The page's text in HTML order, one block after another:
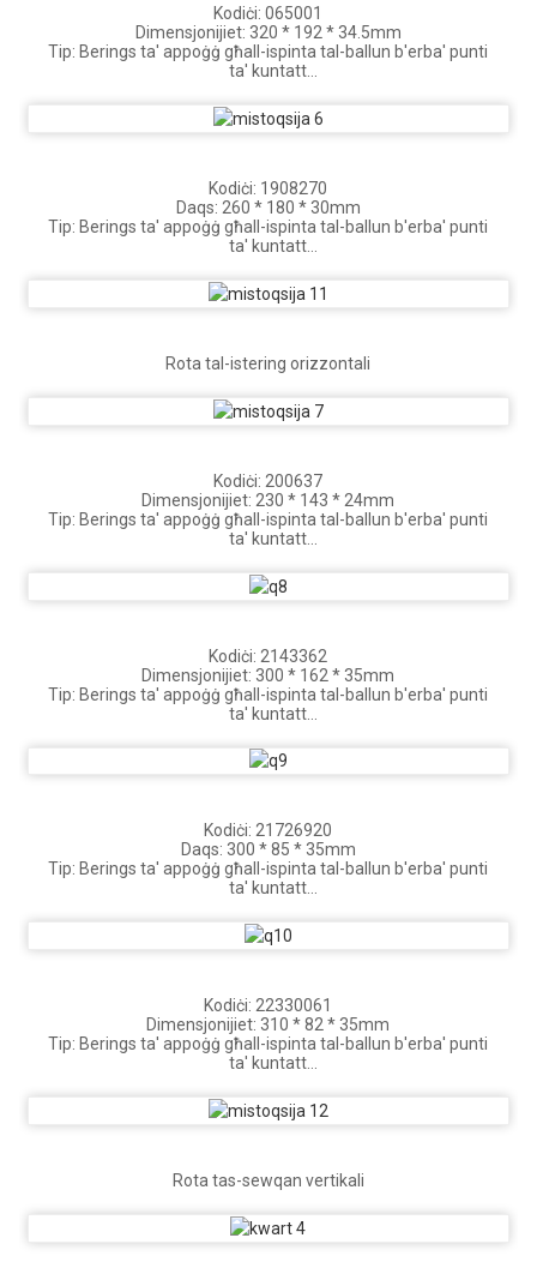
Kodiċi: 065001
Dimensjonijiet: 320 * 192 * 34.5mm
Tip: Berings ta' appoġġ għall-ispinta tal-ballun b'erba' punti
ta' kuntatt
forklifts ġodda tal-loġistika tal-enerġija
Kodiċi: 1908270
Daqs: 260 * 180 * 30mm
Tip: Berings ta' appoġġ għall-ispinta tal-ballun b'erba' punti
ta' kuntatt
forklifts ġodda tal-loġistika tal-enerġija
Rota tal-istering orizzontali
Kodiċi: 200637
Dimensjonijiet: 230 * 143 * 24mm
Tip: Berings ta' appoġġ għall-ispinta tal-ballun b'erba' punti
ta' kuntatt
forklifts ġodda tal-loġistika tal-enerġija
Kodiċi: 2143362
Dimensjonijiet: 300 * 162 * 35mm
Tip: Berings ta' appoġġ għall-ispinta tal-ballun b'erba' punti
ta' kuntatt
forklifts ġodda tal-loġistika tal-enerġija
Kodiċi: 21726920
Daqs: 300 * 85 * 35mm
Tip: Berings ta' appoġġ għall-ispinta tal-ballun b'erba' punti
ta' kuntatt
istering tal-forklift tal-loġistika
Kodiċi: 22330061
Dimensjonijiet: 310 * 82 * 35mm
Tip: Berings ta' appoġġ għall-ispinta tal-ballun b'erba' punti
ta' kuntatt
istering tal-forklift tal-loġistika
Rota tas-sewqan vertikali